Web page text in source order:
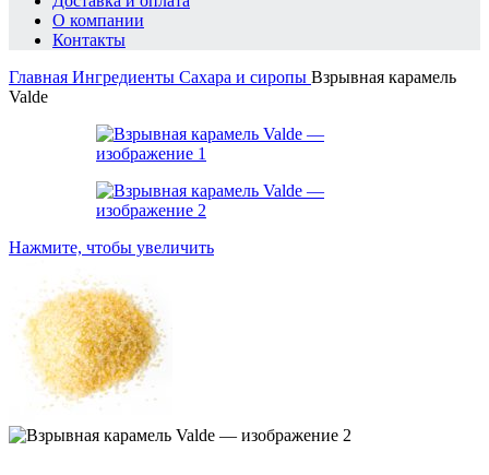
О компании
Контакты
Главная Ингредиенты Сахара и сиропы Взрывная карамель
Valde
Нажмите, чтобы увеличить